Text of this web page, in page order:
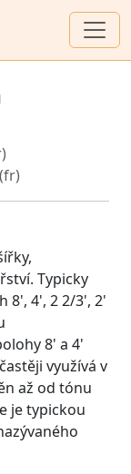
(fr)
Typicky
8', 4', 2 2/3', 2'
8' a 4'
využívá v
až od tónu
je typickou